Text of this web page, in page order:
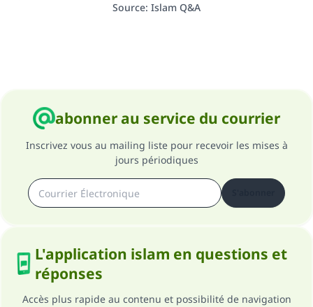
Source: Islam Q&A
abonner au service du courrier
Inscrivez vous au mailing liste pour recevoir les mises à
jours périodiques
L'application islam en questions et
réponses
Accès plus rapide au contenu et possibilité de navigation